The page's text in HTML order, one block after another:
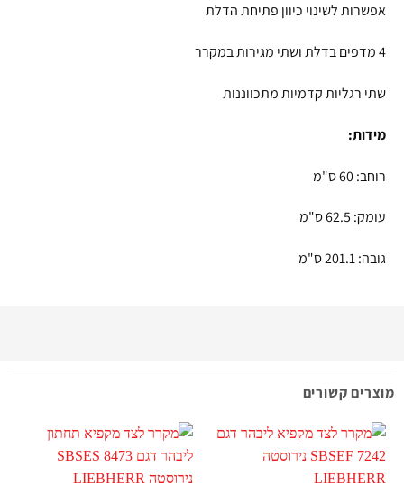
אפשרות לשינוי כיוון פתיחת הדלת
4 מדפים בדלת ושתי מגירות במקרר
שתי רגליות קדמיות מתכווננות
מידות:
רוחב: 60 ס"מ
עומק: 62.5 ס"מ
גובה: 201.1 ס"מ
מוצרים קשורים